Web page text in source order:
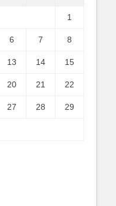
1
6 7 8
13 14 15
20 21 22
27 28 29